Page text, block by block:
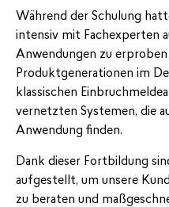
Während der Schulung
intensiv mit Fachexperten
Anwendungen zu erproben
Produktgenerationen im
klassischen
vernetzten Systemen, die
Anwendung finden.
Dank dieser Fortbildung
aufgestellt, um unsere
zu beraten und